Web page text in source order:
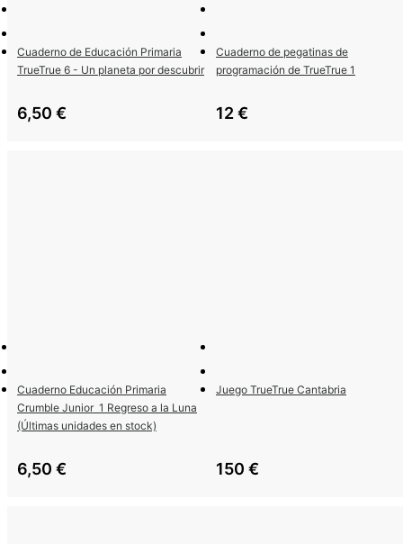
Cuaderno de Educación Primaria
TrueTrue 6 - Un planeta por descubrir
6,50 €
Cuaderno de pegatinas de
programación de TrueTrue 1
12€
Cuaderno Educación Primaria
Crumble Junior  1 Regreso a la Luna
(Últimas unidades en stock)
6,50 €
Juego TrueTrue Cantabria
150 €